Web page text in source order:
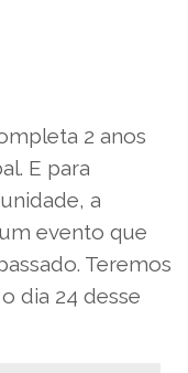
2 anos
E para
a
evento que
Teremos
dia 24 desse